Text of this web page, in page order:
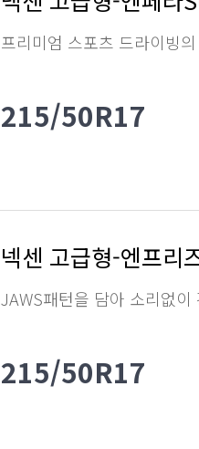
프리미엄 스포츠 드라이빙
215/50R17
넥센 고급형-엔프리
JAWS패턴을 담아 소리없이
215/50R17